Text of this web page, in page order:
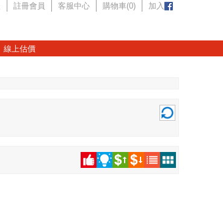
註冊會員 客服中心 購物車(0) 加入
線上估價